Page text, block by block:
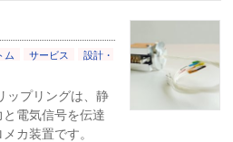
ム サービス
設計・
ップリングは、静
電気信号を伝達
カ装置です。